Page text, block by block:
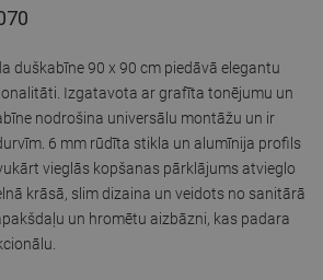
duškabīne 90 x 90 cm piedāvā elegantu
Izgatavota ar grafīta tonējumu un
nodrošina universālu montāžu un ir
6 mm rūdīta stikla un alumīnija profils
vieglās kopšanas pārklājums atvieglo
krāsā, slim dizaina un veidots no sanitārā
un hromētu aizbāzni, kas padara